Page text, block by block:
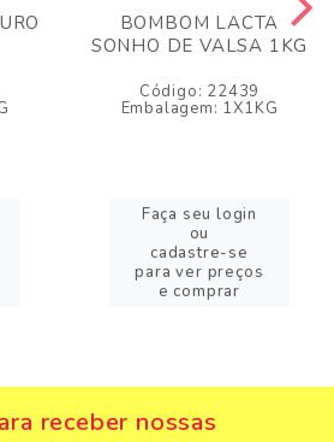
BOMBOM LACTA
SONHO DE VALSA 1KG
Código: 22439
Embalagem: 1X1KG
Faça seu login
ou
cadastre-se
para ver preços
e comprar
receber nossas